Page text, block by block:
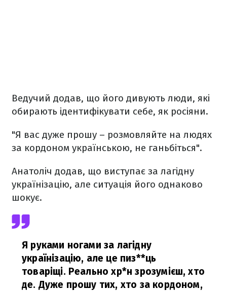
Ведучий додав, що його дивують люди, які
обирають ідентифікувати себе, як росіяни.
"Я вас дуже прошу – розмовляйте на людях
за кордоном українською, не ганьбіться".
Анатоліч додав, що виступає за лагідну
українізацію, але ситуація його однаково
шокує.
Я руками ногами за лагідну
українізацію, але це пиз**ць
товаріщі. Реально хр*н зрозумієш, хто
де. Дуже прошу тих, хто за кордоном,